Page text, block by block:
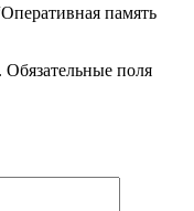
память
Обязательные поля